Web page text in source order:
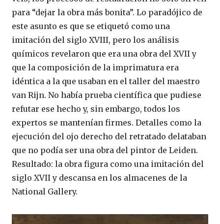
para “dejar la obra más bonita”. Lo paradójico de
este asunto es que se etiquetó como una
imitación del siglo XVIII, pero los análisis
químicos revelaron que era una obra del XVII y
que la composición de la imprimatura era
idéntica a la que usaban en el taller del maestro
van Rijn. No había prueba científica que pudiese
refutar ese hecho y, sin embargo, todos los
expertos se mantenían firmes. Detalles como la
ejecución del ojo derecho del retratado delataban
que no podía ser una obra del pintor de Leiden.
Resultado: la obra figura como una imitación del
siglo XVII y descansa en los almacenes de la
National Gallery.